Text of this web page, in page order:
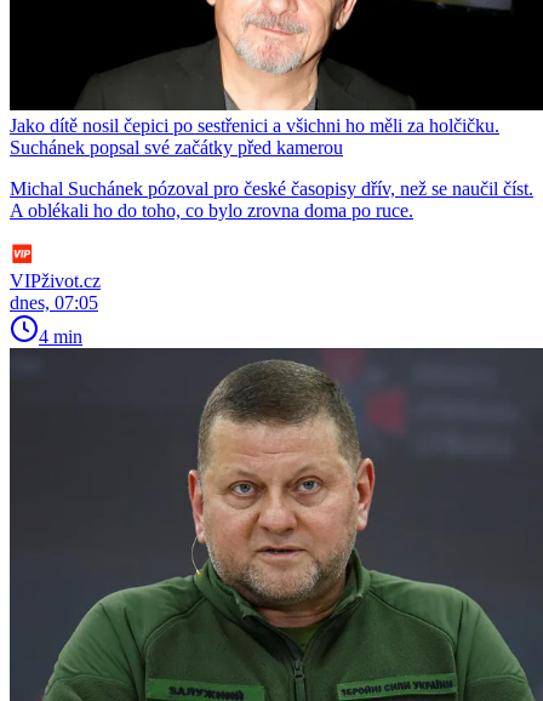
Jako dítě nosil čepici po sestřenici a všichni ho měli za holčičku.
Suchánek popsal své začátky před kamerou
Michal Suchánek pózoval pro české časopisy dřív, než se naučil číst.
A oblékali ho do toho, co bylo zrovna doma po ruce.
VIPživot.cz
dnes, 07:05
4 min